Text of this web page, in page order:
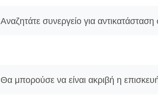
Αναζητάτε συνεργείο για αντικατάσταση
Θα μπορούσε να είναι ακριβή η